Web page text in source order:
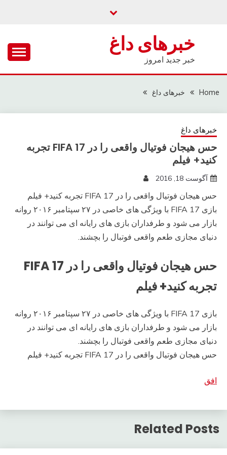
خبرهای داغ
خبر جدید امروز
Home خبرهای داغ
خبرهای داغ
حس هیجان فوتیال واقعی را در FIFA 17 تجربه
کنید+ فیلم
آگوست 18, 2016
حس هیجان فوتیال واقعی را در FIFA 17 تجربه کنید+ فیلم
بازی FIFA 17 با ویژگی های خاصی در ۲۷ سپتامبر ۲۰۱۶ روانه
بازار می شود و طرفداران بازی های رایانه ای می توانند در
دنیای مجازی طعم واقعی فوتبال را بچشند.
حس هیجان فوتیال واقعی را در FIFA 17
تجربه کنید+ فیلم
بازی FIFA 17 با ویژگی های خاصی در ۲۷ سپتامبر ۲۰۱۶ روانه
بازار می شود و طرفداران بازی های رایانه ای می توانند در
دنیای مجازی طعم واقعی فوتبال را بچشند.
حس هیجان فوتیال واقعی را در FIFA 17 تجربه کنید+ فیلم
افق
Related Posts